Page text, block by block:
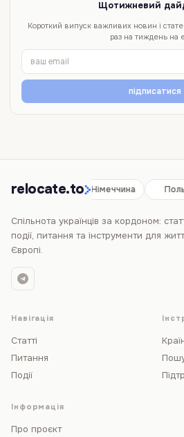
Щотижневий
Короткий випуск важливих новин і
раз на тиждень на
підписатися
relocate.to
Іспанія Німеччина
Спільнота українців за кордоном:
події, питання та інструменти для
Європі.
Навігація
Статті
Питання
Події
Інформація
Про проєкт